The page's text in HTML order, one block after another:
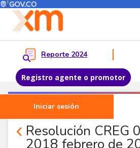
Pasar al contenido principal
Menú del Usuario
Reporte 2024
Registro agente o promotor
Iniciar sesión
Menu
Resolución CREG
2018 febrero de
Noticias Agentes